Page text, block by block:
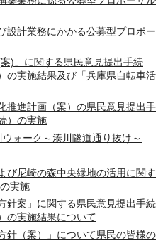
設計業務にかかる公募型プロポー
)」に関する県民意見提出手続
の実施結果及び「兵庫県自転車活
推進計画（案）の県民意見提出手
）の実施
ォーク～湊川隧道通り抜け～
び尼崎の森中央緑地の活用に関す
実施
針案」に関する県民意見提出手続
の実施結果について
針（案）」について県民の皆様の